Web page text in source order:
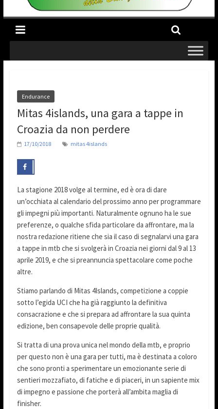
Endurance
Mitas 4islands, una gara a tappe in
Croazia da non perdere
17/10/2018 mitas 4islands
La stagione 2018 volge al termine, ed è ora di dare
un’occhiata al calendario del prossimo anno per programmare
gli impegni più importanti. Naturalmente ognuno ha le sue
preferenze, o qualche sfida particolare da affrontare, ma la
nostra redazione ritiene che sia il caso di segnalarvi una gara
a tappe in mtb che si svolgerà in Croazia nei giorni dal 9 al 13
aprile 2019, e che si preannuncia spettacolare come poche
altre.
Stiamo parlando di Mitas 4Islands, competizione a coppie
sotto l’egida UCI che ha già raggiunto la definitiva
consacrazione e che si prepara ad affrontare la sua quinta
edizione, ben consapevole delle proprie qualità.
Si tratta di una prova unica nel mondo della mtb, e proprio
per questo non è una gara per tutti, ma è destinata a coloro
che sono pronti a sperimentare un emozionante serie di
sentieri mozzafiato, di fatiche e di piaceri, in un sapiente mix
di impegno e passione che porterà all’ambita maglia di
finisher.